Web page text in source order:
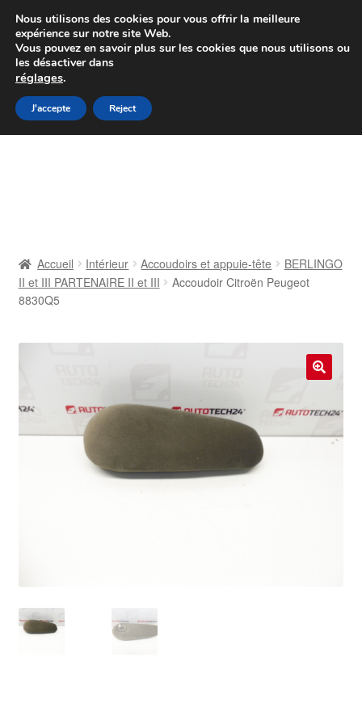
Colissimo livraison à partir de 7 EUR
Du lundi au vendredi de 9 h à 16 h
Aller
à
Aller
au
Contact
Livraison internationale
Mon compte
Politique de confidentialité
Procédure de Réclamation
Accueil Intérieur Accoudoirs et appuie-tête
BERLINGO
II et III PARTENAIRE II et III
Accoudoir Citroën Peugeot
8830Q5
Nous utilisons des cookies pour vous offrir la meilleure
expérience sur notre site Web.
Vous pouvez en savoir plus sur les cookies que nous utilisons ou
les désactiver dans
réglages.
J'accepte Reject